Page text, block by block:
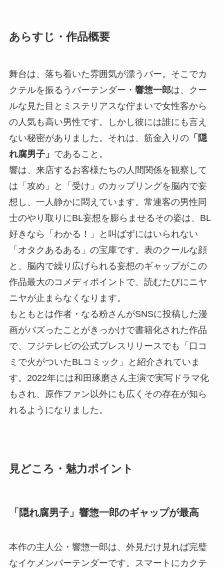
あらすじ・作品概要
舞台は、落ち着いた雰囲気が漂うバー。そこでカ
クテルを振るうバーテンダー・響惣一郎は、クー
ルな見た目とミステリアスな佇まいで女性客から
の人気も高い男性です。しかし彼には誰にも言え
ない秘密がありました。それは、筋金入りの「隠
れ腐男子」 であること。
響は、来店するお客様たちの人間関係を観察して
は「攻め」と「受け」のカップリングを脳内で妄
想し、一人静かに悶えています。常連客の男性同
士のやり取りにBL妄想を膨らませるその姿は、BL
好きなら「わかる！」と叫ばずにはいられない
「オタクあるある」の宝庫です。表のクールな顔
と、脳内で繰り広げられる妄想のギャップがこの
作品最大のコメディポイントで、読むたびにニヤ
ニヤが止まらなくなります。
もともとは作者・なる粉さんがSNSに投稿した漫
画がバズったことがきっかけで書籍化された作品
で、フジテレビの公式プレスリリースでも「口コ
ミで火がついたBLコミック」と紹介されていま
す。2022年には和田琢磨さん主演で実写ドラマ化
もされ、原作ファン以外にも広くその存在が知ら
れるようになりました。
見どころ・魅力ポイント
「隠れ腐男子」響惣一郎のギャップが最高
本作の主人公・響惣一郎は、外見だけ見れば完璧
なイケメンバーテンダーです。スマートにカクテ